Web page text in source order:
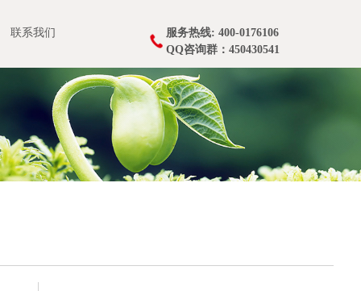
联系我们
服务热线: 400-0176106
QQ咨询群：450430541